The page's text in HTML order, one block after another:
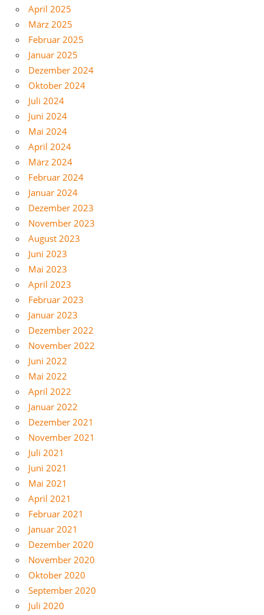
April 2025
März 2025
Februar 2025
Januar 2025
Dezember 2024
Oktober 2024
Juli 2024
Juni 2024
Mai 2024
April 2024
März 2024
Februar 2024
Januar 2024
Dezember 2023
November 2023
August 2023
Juni 2023
Mai 2023
April 2023
Februar 2023
Januar 2023
Dezember 2022
November 2022
Juni 2022
Mai 2022
April 2022
Januar 2022
Dezember 2021
November 2021
Juli 2021
Juni 2021
Mai 2021
April 2021
Februar 2021
Januar 2021
Dezember 2020
November 2020
Oktober 2020
September 2020
Juli 2020